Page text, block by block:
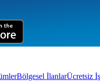
Bölgesel İlanlarÜcretsiz